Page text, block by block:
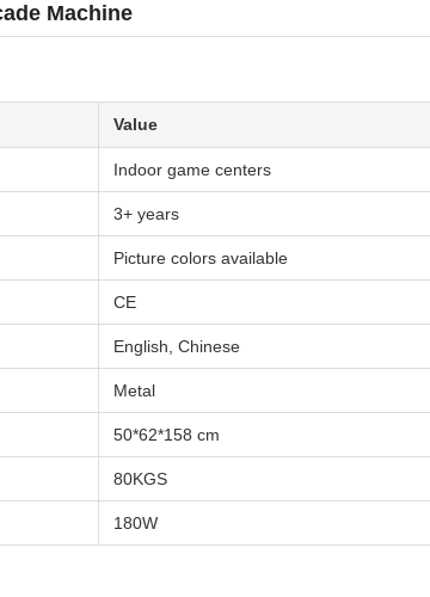
Machine
Value
Indoor game centers
3+ years
Picture colors available
CE
English, Chinese
Metal
50*62*158 cm
80KGS
180W